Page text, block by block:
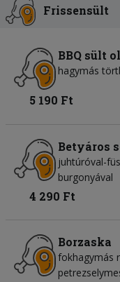
Frissensült
BBQ sült
hagymás
5 190 Ft
Betyáros
juhtúróval-
burgonyával
4 290 Ft
Borzaska
fokhagymás